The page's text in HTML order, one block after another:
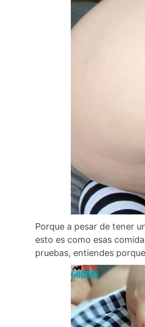
Porque a pesar de tener
esto es como esas
pruebas, entiendes